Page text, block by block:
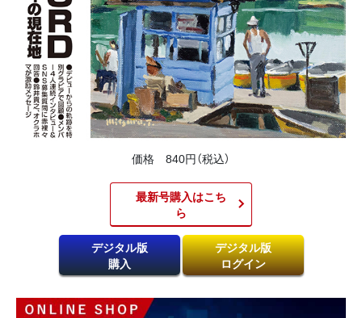
価格 840円（税込）
最新号購入はこち
ら​
デジタル版
購入
デジタル版
ログイン